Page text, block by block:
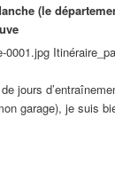
(le
jours
garage), je suis